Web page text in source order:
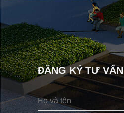
ĐĂNG KÝ TƯ VẤN